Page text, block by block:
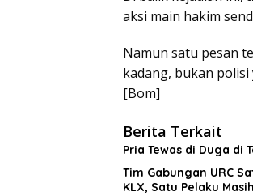
aksi main hakim
Namun satu pesan
kadang, bukan
[Bom]
Berita Terkait
Pria Tewas di Duga di
Tim Gabungan URC
KLX, Satu Pelaku